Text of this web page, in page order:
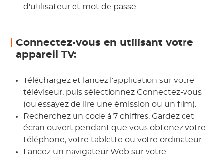
d'utilisateur et mot de passe.
Connectez-vous en utilisant votre
appareil TV:
Téléchargez et lancez l'application sur votre
téléviseur, puis sélectionnez Connectez-vous
(ou essayez de lire une émission ou un film).
Recherchez un code à 7 chiffres. Gardez cet
écran ouvert pendant que vous obtenez votre
téléphone, votre tablette ou votre ordinateur.
Lancez un navigateur Web sur votre